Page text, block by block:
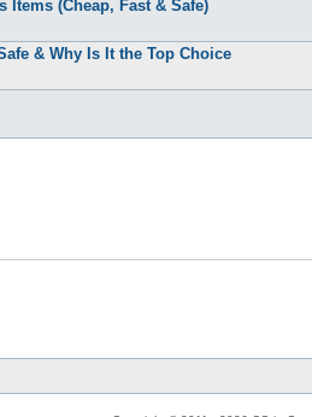
Items (Cheap, Fast & Safe)
& Why Is It the Top Choice